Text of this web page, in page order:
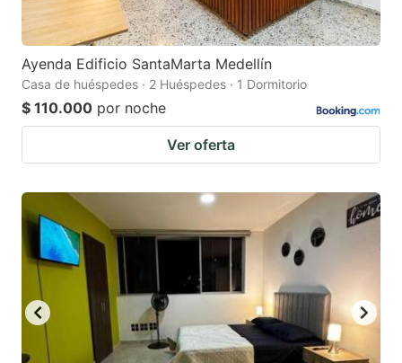
Ayenda Edificio SantaMarta Medellín
Casa de huéspedes · 2 Huéspedes · 1 Dormitorio
$ 110.000 por noche
Ver oferta